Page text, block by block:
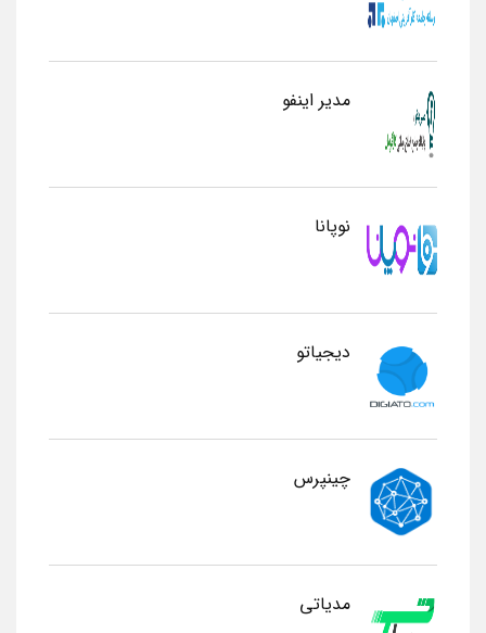
مدیر اینفو
نوپانا
دیجیاتو
چینپرس
مدیاتی